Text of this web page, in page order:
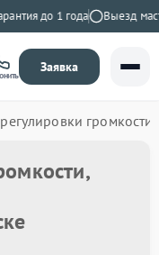
до 1 года Выезд
Заявка